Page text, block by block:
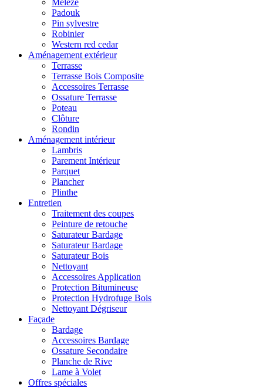
Padouk
Pin sylvestre
Robinier
Western red cedar
Aménagement extérieur
Terrasse
Terrasse Bois Composite
Accessoires Terrasse
Ossature Terrasse
Poteau
Clôture
Rondin
Aménagement intérieur
Lambris
Parement Intérieur
Parquet
Plancher
Plinthe
Entretien
Traitement des coupes
Peinture de retouche
Saturateur Bardage
Saturateur Bardage
Saturateur Bois
Nettoyant
Accessoires Application
Protection Bitumineuse
Protection Hydrofuge Bois
Nettoyant Dégriseur
Façade
Bardage
Accessoires Bardage
Ossature Secondaire
Planche de Rive
Lame à Volet
Offres spéciales